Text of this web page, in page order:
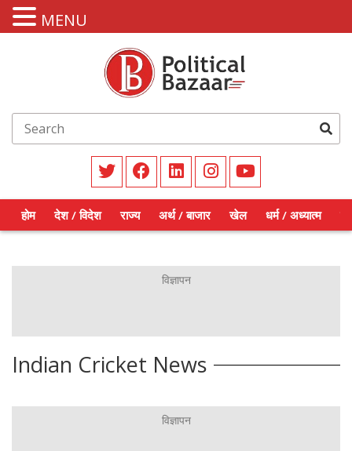
होम देश / विदेश राज्य अर्थ / बाजार खेल धर्म / अध्यात्म
Indian Cricket News
MENU